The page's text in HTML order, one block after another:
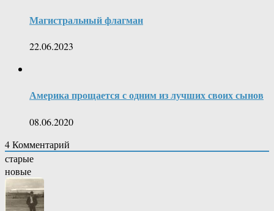
Магистральный флагман
22.06.2023
Америка прощается с одним из лучших своих сынов
08.06.2020
4Комментарий
старые
новые